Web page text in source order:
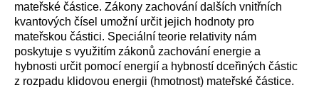
mateřské částice. Zákony zachování dalších vnitřních
kvantových čísel umožní určit jejich hodnoty pro
mateřskou částici. Speciální teorie relativity nám
poskytuje s využitím zákonů zachování energie a
hybnosti určit pomocí energií a hybností dceřiných částic
z rozpadu klidovou energii (hmotnost) mateřské částice.